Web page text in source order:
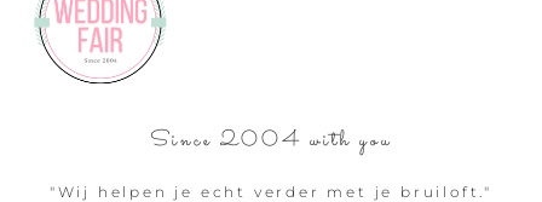
Since 2004 with you
"Wij helpen je echt verder met je bruiloft."